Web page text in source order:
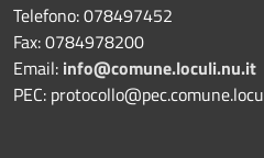
Telefono: 078497452
Fax: 0784978200
Email: info@comune.loculi.nu.it
PEC: